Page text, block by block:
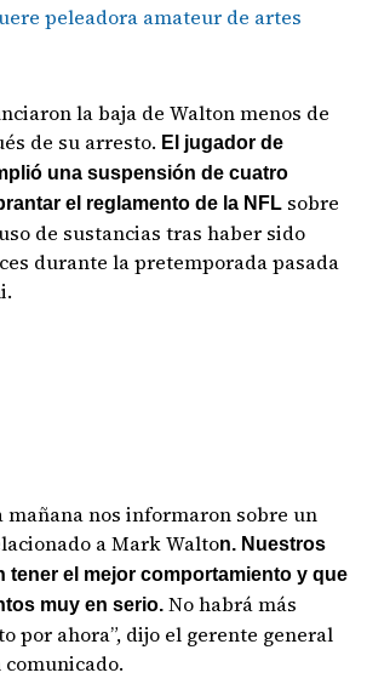
peleadora amateur de artes
la baja de Walton menos de
de su arresto. El jugador de
una suspensión de cuatro
el reglamento de la NFL sobre
de sustancias tras haber sido
durante la pretemporada pasada
mañana nos informaron sobre un
a Mark Walton. Nuestros
tener el mejor comportamiento y que
muy en serio. No habrá más
por ahora”, dijo el gerente general